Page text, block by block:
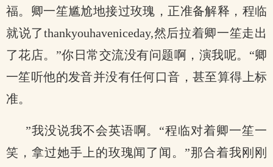
福。卿一笙尴尬地接过玫瑰，正准备解释，程临
就说了thankyouhaveniceday,然后拉着卿一笙走出
了花店。”你日常交流没有问题啊，演我呢。“卿
一笙听他的发音并没有任何口音，甚至算得上标
准。
”我没说我不会英语啊。“程临对着卿一笙一
笑，拿过她手上的玫瑰闻了闻。”那合着我刚刚